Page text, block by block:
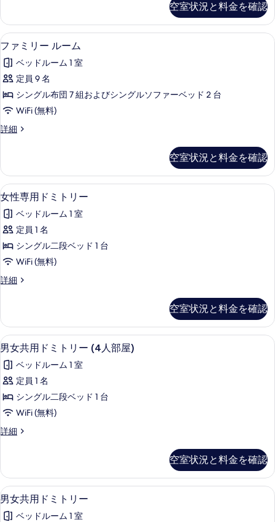
の
写
真
を
表
示
す
る
の
詳
細
空室状況と料金を確認
フ
ァ
ミ
リ
ー
ー
の
す
べ
て
の
写
真
を
す
る
6
ファミリー ルーム
ベッドルーム 1 室
定員 9 名
シングル布団 7 組およびシングルソファーベッド 2 台
WiFi (無料)
詳細
フ
ー
ル
ー
の
詳
空室状況と料金を確認
女
性
専
用
ド
ト
ー
の
す
べ
て
の
写
真
示
す
る
女性専用ドミトリー | WiFi (無料)、ベ
5
女性専用ドミトリー
ベッドルーム 1 室
定員 1 名
シングル二段ベッド 1 台
WiFi (無料)
詳細
女
ド
ミ
ト
ー
の
細
空室状況と料金を確認
男
女
共
用
ド
ト
ー
(4
人
部
男女共用ドミトリー (4人部屋) | WiFi
4
男女共用ドミトリー (4人部屋)
ベッドルーム 1 室
定員 1 名
シングル二段ベッド 1 台
WiFi (無料)
詳細
男
ド
ミ
ト
ー
空室状況と料金を確認
男
女
男女共用ドミトリー | WiFi (無料)、ベ
4
男女共用ドミトリー
ベッドルーム 1 室